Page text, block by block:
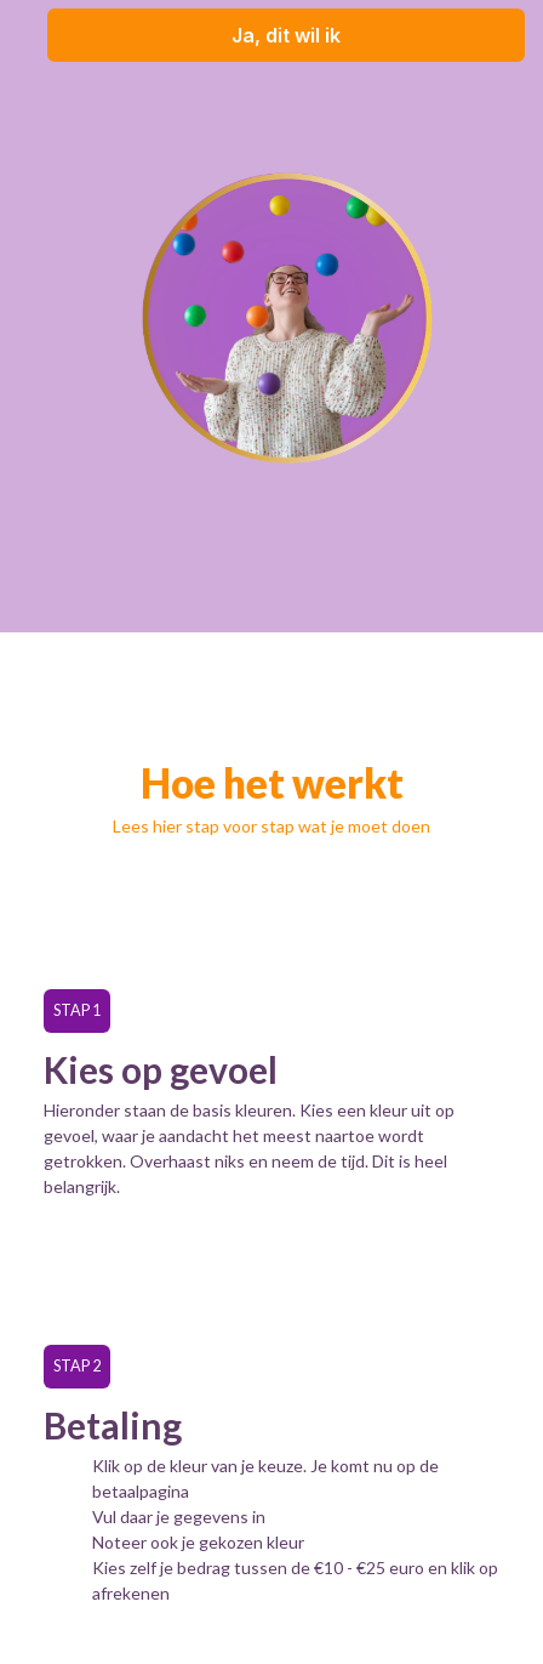
Ja, dit wil ik
Hoe het werkt
Lees hier stap voor stap wat je moet doen
STAP 1
Kies op gevoel
Hieronder staan de basis kleuren. Kies een kleur uit op
gevoel, waar je aandacht het meest naartoe wordt
getrokken. Overhaast niks en neem de tijd. Dit is heel
belangrijk.
STAP 2
Betaling
Klik op de kleur van je keuze. Je komt nu op de
betaalpagina
Vul daar je gegevens in
Noteer ook je gekozen kleur
Kies zelf je bedrag tussen de €10 - €25 euro en klik op
afrekenen